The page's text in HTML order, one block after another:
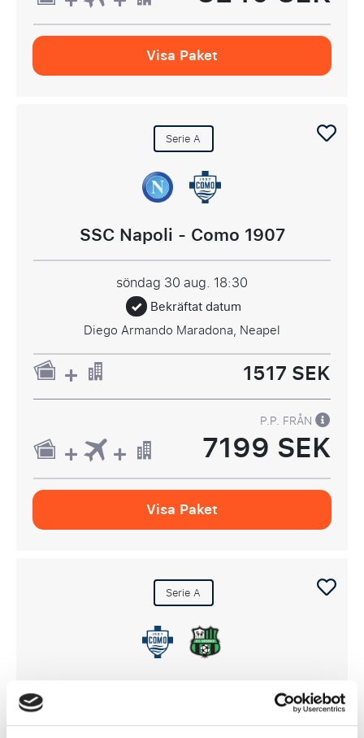
Visa Paket
Serie A
SSC Napoli - Como 1907
söndag 30 aug. 18:30
Bekräftat datum
Diego Armando Maradona, Neapel
1517 SEK
P.P. FRÅN
7199 SEK
Visa Paket
Serie A
Como 1907 - US Sassuolo